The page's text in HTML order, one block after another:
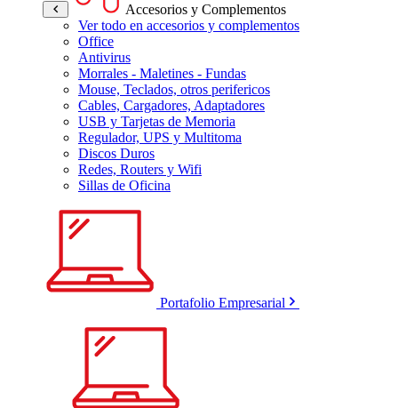
Accesorios y Complementos
Ver todo en accesorios y complementos
Office
Antivirus
Morrales - Maletines - Fundas
Mouse, Teclados, otros perifericos
Cables, Cargadores, Adaptadores
USB y Tarjetas de Memoria
Regulador, UPS y Multitoma
Discos Duros
Redes, Routers y Wifi
Sillas de Oficina
Portafolio Empresarial